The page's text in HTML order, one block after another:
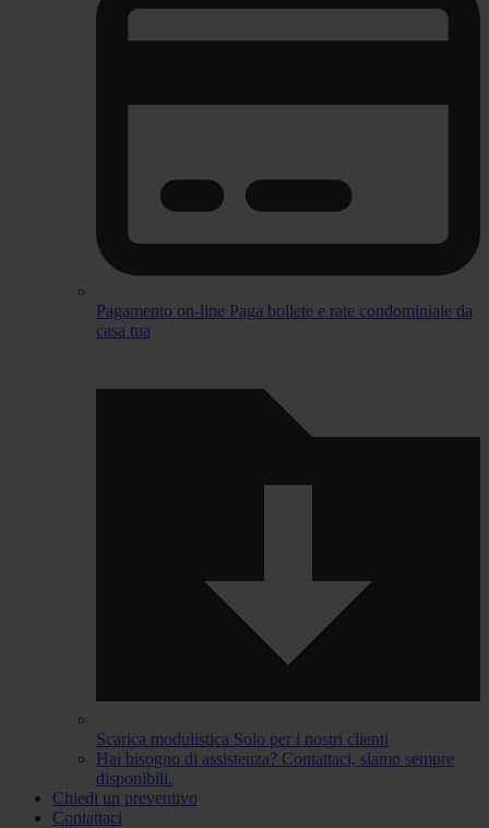
Pagamento on-line Paga bollete e rate condominiale da
casa tua
Scarica modulistica Solo per i nostri clienti
Hai bisogno di assistenza? Contattaci, siamo sempre
disponibili.
Chiedi un preventivo
Contattaci